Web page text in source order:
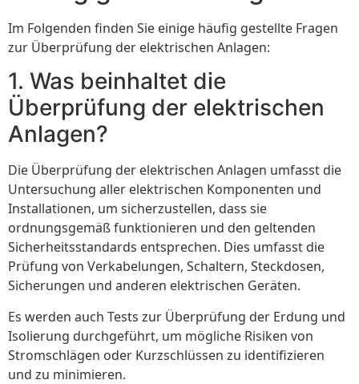
Im Folgenden finden Sie einige häufig gestellte Fragen
zur Überprüfung der elektrischen Anlagen:
1. Was beinhaltet die
Überprüfung der elektrischen
Anlagen?
Die Überprüfung der elektrischen Anlagen umfasst die
Untersuchung aller elektrischen Komponenten und
Installationen, um sicherzustellen, dass sie
ordnungsgemäß funktionieren und den geltenden
Sicherheitsstandards entsprechen. Dies umfasst die
Prüfung von Verkabelungen, Schaltern, Steckdosen,
Sicherungen und anderen elektrischen Geräten.
Es werden auch Tests zur Überprüfung der Erdung und
Isolierung durchgeführt, um mögliche Risiken von
Stromschlägen oder Kurzschlüssen zu identifizieren
und zu minimieren.